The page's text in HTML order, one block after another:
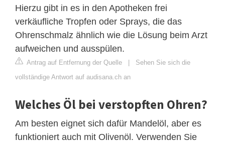
Hierzu gibt in es in den Apotheken frei
verkäufliche Tropfen oder Sprays, die das
Ohrenschmalz ähnlich wie die Lösung beim Arzt
aufweichen und ausspülen.
Antrag auf Entfernung der Quelle | Sehen Sie sich die
vollständige Antwort auf audisana.ch an
Welches Öl bei verstopften Ohren?
Am besten eignet sich dafür Mandelöl, aber es
funktioniert auch mit Olivenöl. Verwenden Sie